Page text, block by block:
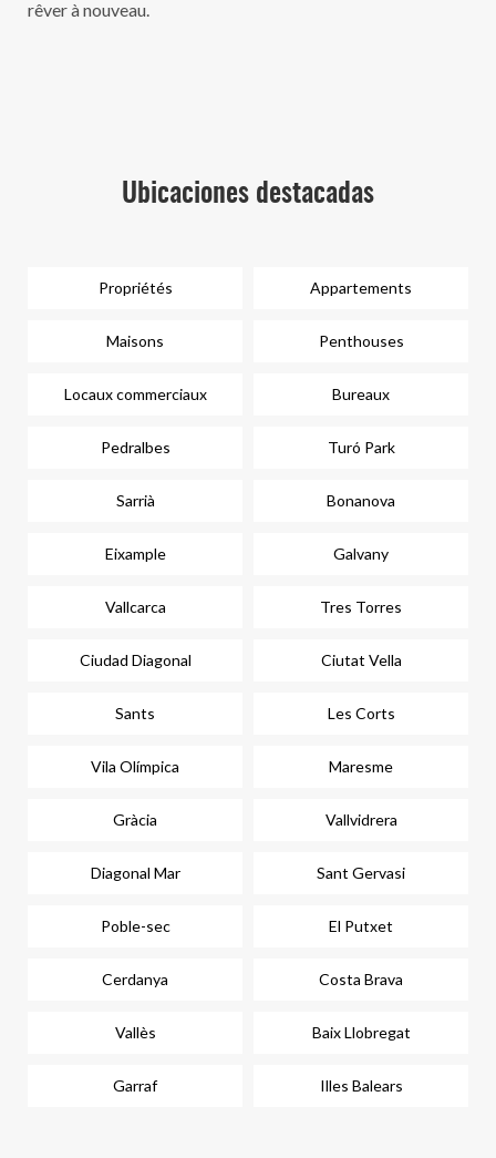
rêver à nouveau.
Ubicaciones destacadas
Propriétés Appartements
Maisons Penthouses
Locaux commerciaux Bureaux
Pedralbes Turó Park
Sarrià Bonanova
Eixample Galvany
Vallcarca Tres Torres
Ciudad Diagonal Ciutat Vella
Sants Les Corts
Vila Olímpica Maresme
Gràcia Vallvidrera
Diagonal Mar Sant Gervasi
Poble-sec El Putxet
Cerdanya Costa Brava
Vallès Baix Llobregat
Garraf Illes Balears